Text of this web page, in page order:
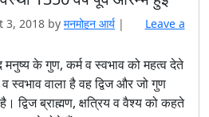
3, 2018 by मनमोहन आर्य |
Leave a
के गुण, कर्म व स्वभाव को महत्व देते
स्वभाव वाला है वह द्विज और जो गुण
द्विज ब्राह्मण, क्षत्रिय व वैश्य को कहते